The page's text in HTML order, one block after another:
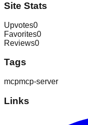
Site Stats
Upvotes0
Favorites0
Reviews0
Tags
mcpmcp-server
Links